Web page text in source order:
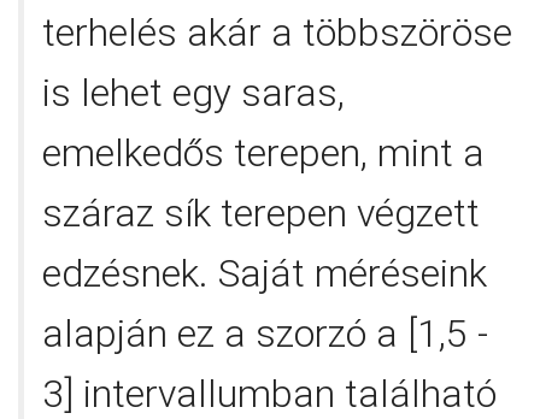
terhelés akár a többszöröse
is lehet egy saras,
emelkedős terepen, mint a
száraz sík terepen végzett
edzésnek. Saját méréseink
alapján ez a szorzó a [1,5 -
3] intervallumban található